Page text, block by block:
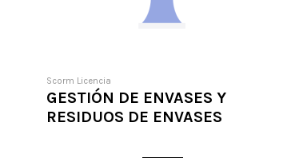
Scorm Licencia
GESTIÓN DE ENVASES Y
RESIDUOS DE ENVASES